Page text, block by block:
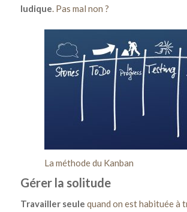
ludique. Pas mal non ?
La méthode du Kanban
Gérer la solitude
Travailler seule quand on est habituée à